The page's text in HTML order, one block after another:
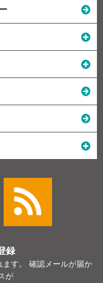
録
す。 確認メールが届か
が